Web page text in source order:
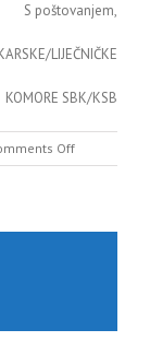
S poštovanjem,
LIJEČNIČKE
KOMORE SBK/KSB
Offon
Dopis